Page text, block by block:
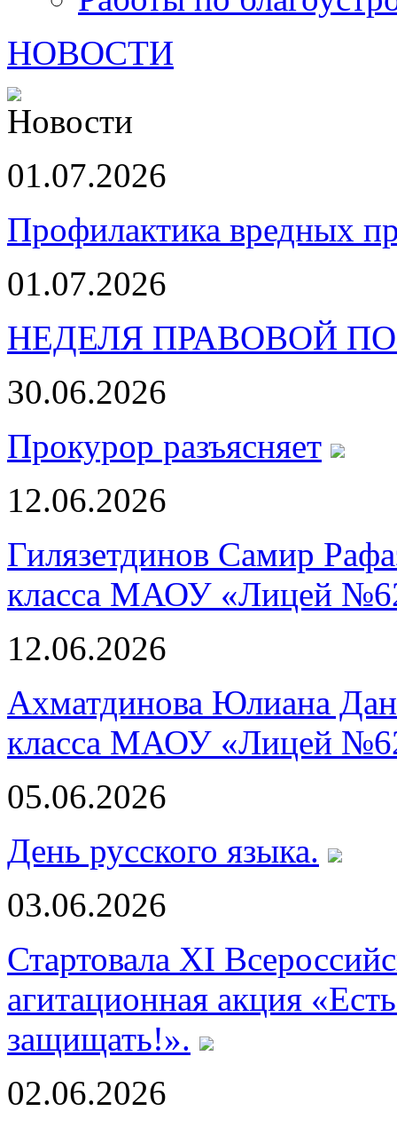
НОВОСТИ
01.07.2026
Профилактика вредных
01.07.2026
НЕДЕЛЯ ПРАВОВОЙ
30.06.2026
Прокурор разъясняет
12.06.2026
Гилязетдинов Самир
класса МАОУ «Лицей
12.06.2026
Ахматдинова Юлиана
класса МАОУ «Лицей
05.06.2026
День русского языка.
03.06.2026
Стартовала XI
агитационная акция
защищать!».
02.06.2026